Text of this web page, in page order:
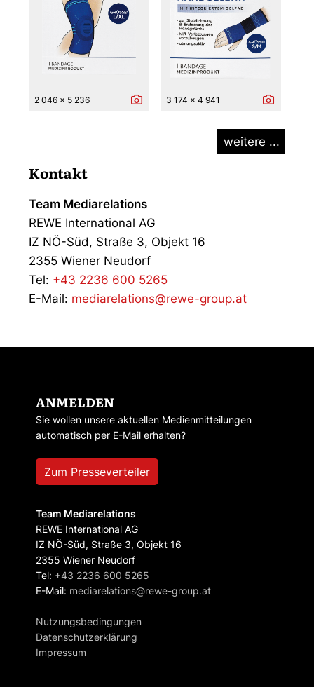
2 046 x 5 236 3 174 x 4 941
weitere ...
Kontakt
Team Mediarelations
REWE International AG
IZ NÖ-Süd, Straße 3, Objekt 16
2355 Wiener Neudorf
Tel: +43 2236 600 5265
E-Mail: mediarelations@rewe-group.at
ANMELDEN
Sie wollen unsere aktuellen Medienmitteilungen
automatisch per E-Mail erhalten?
Zum Presseverteiler
Team Mediarelations
REWE International AG
IZ NÖ-Süd, Straße 3, Objekt 16
2355 Wiener Neudorf
Tel: +43 2236 600 5265
E-Mail: mediarelations@rewe-group.at
Nutzungsbedingungen
Datenschutzerklärung
Impressum